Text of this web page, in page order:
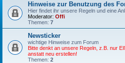
Hinweise zur Benutzung des
Hier findet ihr unsere Regeln und eine
Moderator: Offi
Themen: 7
Newsticker
wichtige Hinweise zum Forum
Bitte denkt an unsere Regeln, z.B. nur
anstatt neu erstellen!
Themen: 2